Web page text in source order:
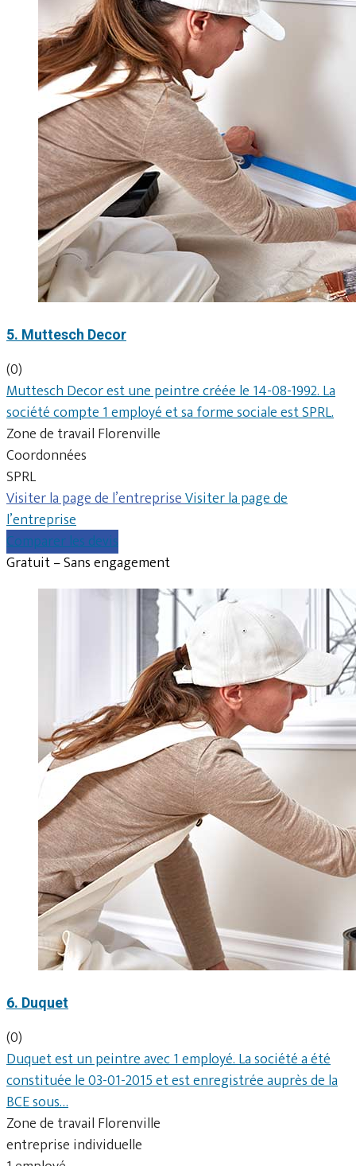
5. Muttesch Decor
(0)
Muttesch Decor est une peintre créée le 14-08-1992. La
société compte 1 employé et sa forme sociale est SPRL.
Zone de travail Florenville
Coordonnées
SPRL
Visiter la page de l’entrepriseVisiter la page de
l’entreprise
Comparer les devis
Gratuit – Sans engagement
6. Duquet
(0)
Duquet est un peintre avec 1 employé. La société a été
constituée le 03-01-2015 et est enregistrée auprès de la
BCE sous…
Zone de travail Florenville
entreprise individuelle